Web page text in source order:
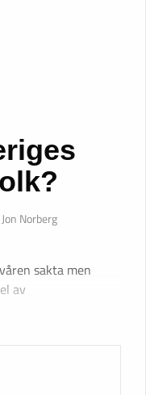
Norberg
sakta men
av